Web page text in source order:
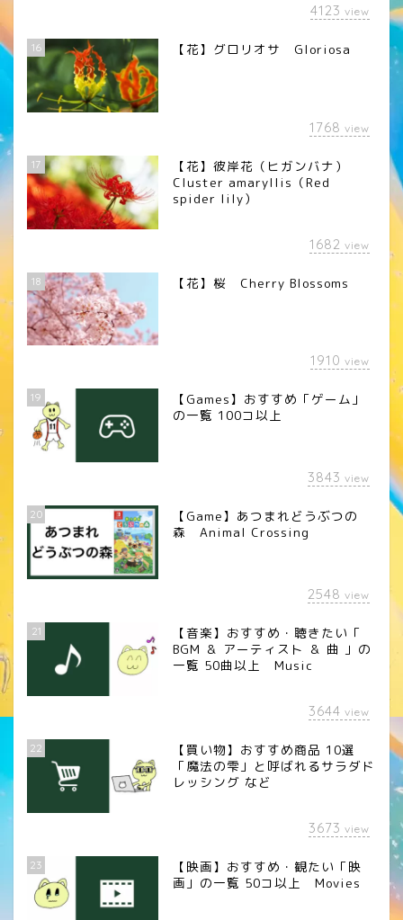
4123 view
16 【花】グロリオサ Gloriosa
1768 view
17
【花】彼岸花（ヒガンバナ）
Cluster amaryllis（Red
spider lily）
1682 view
18 【花】桜 Cherry Blossoms
1910 view
19
【Games】おすすめ「ゲーム」
の一覧 100コ以上
3843 view
20
【Game】あつまれどうぶつの
森 Animal Crossing
2548 view
21
【音楽】おすすめ・聴きたい「
BGM ＆ アーティスト ＆ 曲 」の
一覧 50曲以上 Music
3644 view
22
【買い物】おすすめ商品 10選
「魔法の雫」と呼ばれるサラダド
レッシング など
3673 view
23
【映画】おすすめ・観たい「映
画」の一覧 50コ以上 Movies